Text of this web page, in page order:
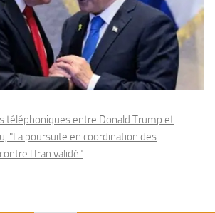
téléphoniques entre Donald Trump et
"La poursuite en coordination des
l'Iran validé"